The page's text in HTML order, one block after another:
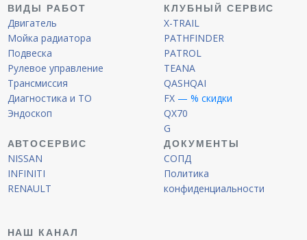
ВИДЫ РАБОТ
Двигатель
Мойка радиатора
Подвеска
Рулевое управление
Трансмиссия
Диагностика и ТО
Эндоскоп
КЛУБНЫЙ СЕРВИС
X-TRAIL
PATHFINDER
PATROL
TEANA
QASHQAI
FX — % скидки
QX70
G
АВТОСЕРВИС
NISSAN
INFINITI
RENAULT
ДОКУМЕНТЫ
СОПД
Политика
конфиденциальности
НАШ КАНАЛ